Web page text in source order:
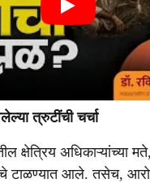
त्रुटींची चर्चा
क्षेत्रिय अधिकाऱ्यांच्या
टाळण्यात आले. तसेच,